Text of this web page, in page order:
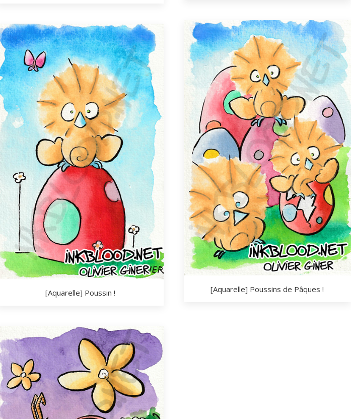
[Aquarelle] Poussin ! [Aquarelle] Poussins de Pâques !